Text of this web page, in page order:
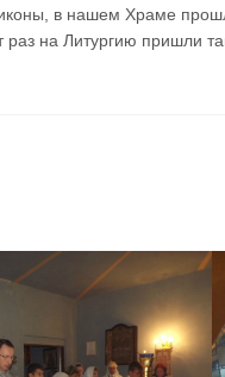
в нашем Храме
на Литургию пришли